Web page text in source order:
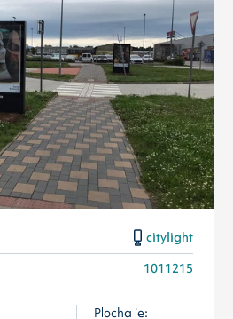
citylight
1011215
Plocha je: